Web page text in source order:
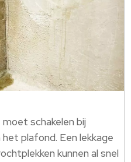
moet schakelen bij
plafond. Een lekkage
kunnen al snel